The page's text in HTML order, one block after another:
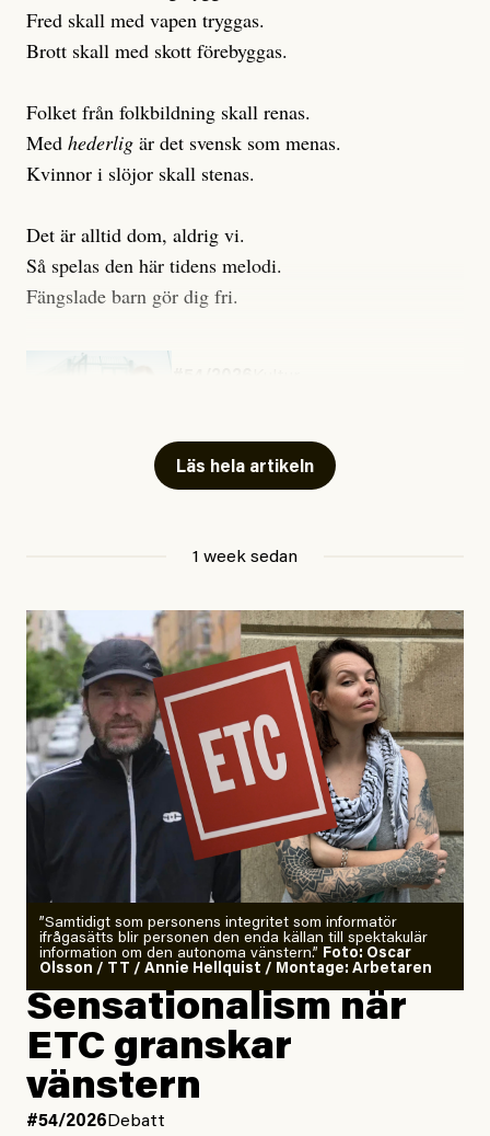
Fred skall med vapen tryggas.
Brott skall med skott förebyggas.
Folket från folkbildning skall renas.
Med hederlig är det svensk som menas.
Kvinnor i slöjor skall stenas.
Det är alltid dom, aldrig vi.
Så spelas den här tidens melodi.
Fängslade barn gör dig fri.
Läs hela artikeln
1 week sedan
”Samtidigt som personens integritet som informatör
ifrågasätts blir personen den enda källan till spektakulär
information om den autonoma vänstern.” Foto: Oscar
Olsson / TT / Annie Hellquist / Montage: Arbetaren
Sensationalism när
ETC granskar
vänstern
#54/2026 Debatt